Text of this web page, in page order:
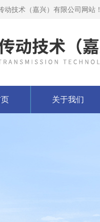
动技术（嘉兴）有限公司网站！
关于我们